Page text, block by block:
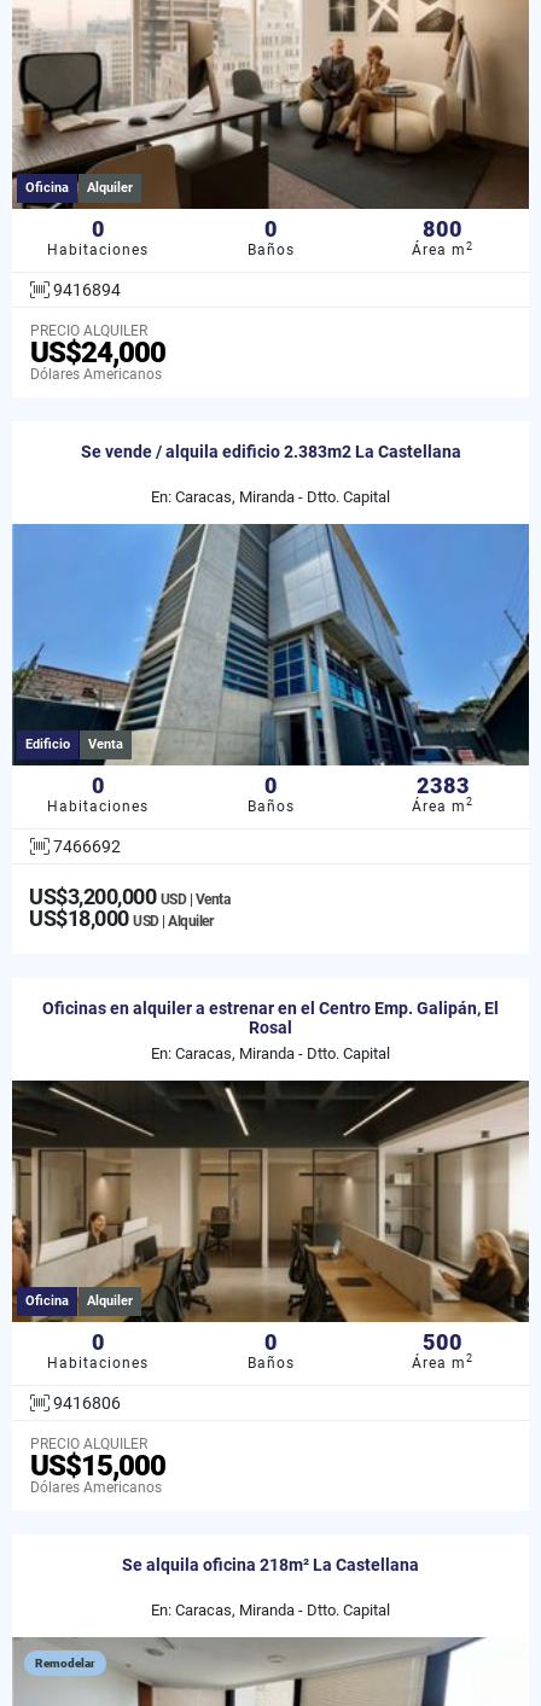
Oficina Alquiler
0
Habitaciones
0
Baños
800
Área m2
9416894
PRECIO ALQUILER
US$24,000
Dólares Americanos
Se vende / alquila edificio 2.383m2 La Castellana
En: Caracas, Miranda - Dtto. Capital
Edificio Venta
0
Habitaciones
0
Baños
2383
Área m2
7466692
US$3,200,000 USD | Venta
US$18,000 USD | Alquiler
Oficinas en alquiler a estrenar en el Centro Emp. Galipán, El
Rosal
En: Caracas, Miranda - Dtto. Capital
Oficina Alquiler
0
Habitaciones
0
Baños
500
Área m2
9416806
PRECIO ALQUILER
US$15,000
Dólares Americanos
Se alquila oficina 218m² La Castellana
En: Caracas, Miranda - Dtto. Capital
Remodelar